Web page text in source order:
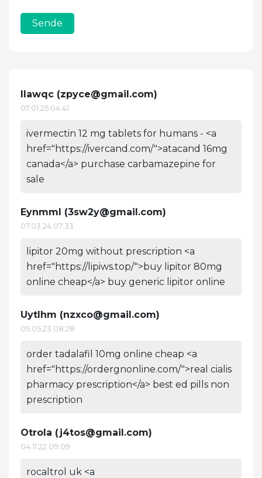
Sende
Ilawqc (zpyce@gmail.com)
07.01.25 04:41
ivermectin 12 mg tablets for humans - <a
href="https://ivercand.com/">atacand 16mg
canada</a> purchase carbamazepine for
sale
Eynmml (3sw2y@gmail.com)
07.03.24 07:33
lipitor 20mg without prescription <a
href="https://lipiws.top/">buy lipitor 80mg
online cheap</a> buy generic lipitor online
Uytlhm (nzxco@gmail.com)
05.05.23 08:28
order tadalafil 10mg online cheap <a
href="https://ordergnonline.com/">real cialis
pharmacy prescription</a> best ed pills non
prescription
Otrola (j4tos@gmail.com)
04.11.22 09:09
rocaltrol uk <a